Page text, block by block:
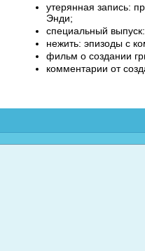
утерянная запись:
Энди;
специальный
нежить: эпизоды с
фильм о создании
комментарии от